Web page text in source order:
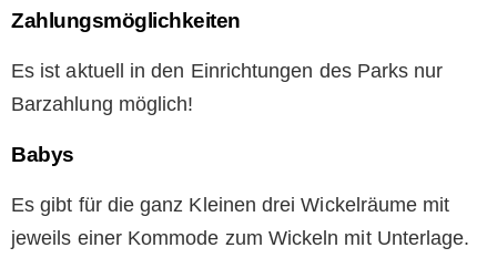
Zahlungsmöglichkeiten
Es ist aktuell in den Einrichtungen des Parks nur
Barzahlung möglich!
Babys
Es gibt für die ganz Kleinen drei Wickelräume mit
jeweils einer Kommode zum Wickeln mit Unterlage.